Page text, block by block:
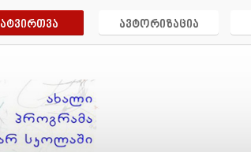
ატვირთვა ავტორიზაცია